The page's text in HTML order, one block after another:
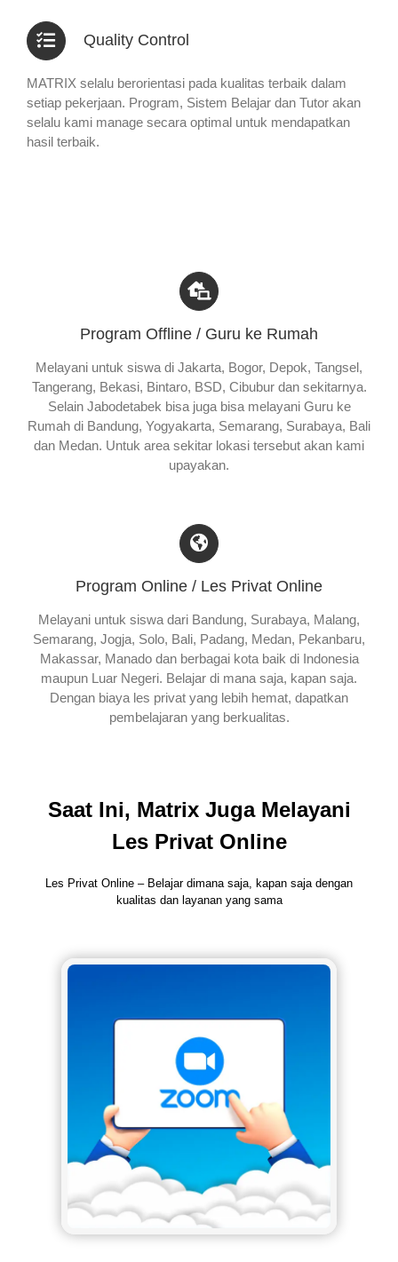
Quality Control
MATRIX selalu berorientasi pada kualitas terbaik dalam
setiap pekerjaan. Program, Sistem Belajar dan Tutor akan
selalu kami manage secara optimal untuk mendapatkan
hasil terbaik.
Program Offline / Guru ke Rumah
Melayani untuk siswa di Jakarta, Bogor, Depok, Tangsel,
Tangerang, Bekasi, Bintaro, BSD, Cibubur dan sekitarnya.
Selain Jabodetabek bisa juga bisa melayani Guru ke
Rumah di Bandung, Yogyakarta, Semarang, Surabaya, Bali
dan Medan. Untuk area sekitar lokasi tersebut akan kami
upayakan.
Program Online / Les Privat Online
Melayani untuk siswa dari Bandung, Surabaya, Malang,
Semarang, Jogja, Solo, Bali, Padang, Medan, Pekanbaru,
Makassar, Manado dan berbagai kota baik di Indonesia
maupun Luar Negeri. Belajar di mana saja, kapan saja.
Dengan biaya les privat yang lebih hemat, dapatkan
pembelajaran yang berkualitas.
Saat Ini, Matrix Juga Melayani
Les Privat Online
Les Privat Online – Belajar dimana saja, kapan saja dengan
kualitas dan layanan yang sama